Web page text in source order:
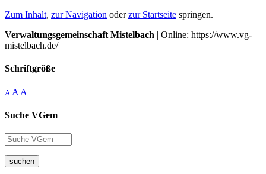
Zum Inhalt, zur Navigation oderzur Startseite springen.
Verwaltungsgemeinschaft Mistelbach | Online: https://www.vg-
mistelbach.de/
Schriftgröße
A A A
Suche VGem
suchen